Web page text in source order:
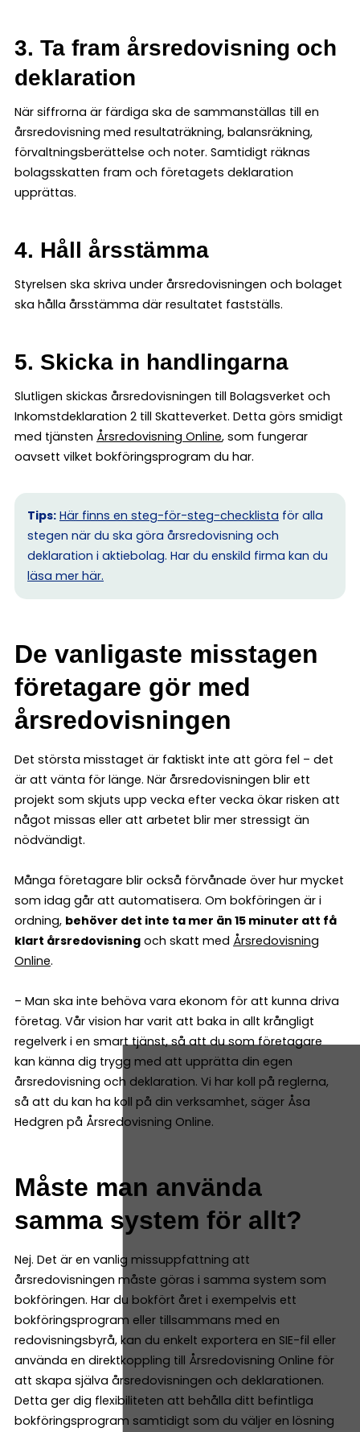
3. Ta fram årsredovisning och
deklaration
När siffrorna är färdiga ska de sammanställas till en
årsredovisning med resultaträkning, balansräkning,
förvaltningsberättelse och noter. Samtidigt räknas
bolagsskatten fram och företagets deklaration
upprättas.
4. Håll årsstämma
Styrelsen ska skriva under årsredovisningen och bolaget
ska hålla årsstämma där resultatet fastställs.
5. Skicka in handlingarna
Slutligen skickas årsredovisningen till Bolagsverket och
Inkomstdeklaration 2 till Skatteverket. Detta görs smidigt
med tjänsten Årsredovisning Online, som fungerar
oavsett vilket bokföringsprogram du har.
Tips: Här finns en steg-för-steg-checklista för alla
stegen när du ska göra årsredovisning och
deklaration i aktiebolag. Har du enskild firma kan du
läsa mer här.
De vanligaste misstagen
företagare gör med
årsredovisningen
Det största misstaget är faktiskt inte att göra fel – det
är att vänta för länge. När årsredovisningen blir ett
projekt som skjuts upp vecka efter vecka ökar risken att
något missas eller att arbetet blir mer stressigt än
nödvändigt.
Många företagare blir också förvånade över hur mycket
som idag går att automatisera. Om bokföringen är i
ordning, behöver det inte ta mer än 15 minuter att få
klart årsredovisning och skatt med Årsredovisning
Online.
– Man ska inte behöva vara ekonom för att kunna driva
företag. Vår vision har varit att baka in allt krångligt
regelverk i en smart tjänst, så att du som företagare
kan känna dig trygg med att upprätta din egen
årsredovisning och deklaration. Vi har koll på reglerna,
så att du kan ha koll på din verksamhet, säger Åsa
Hedgren på Årsredovisning Online.
Måste man använda
samma system för allt?
Nej. Det är en vanlig missuppfattning att
årsredovisningen måste göras i samma system som
bokföringen. Har du bokfört året i exempelvis ett
bokföringsprogram eller tillsammans med en
redovisningsbyrå, kan du enkelt exportera en SIE-fil eller
använda en direktkoppling till Årsredovisning Online för
att skapa själva årsredovisningen och deklarationen.
Detta ger dig flexibiliteten att behålla ditt befintliga
bokföringsprogram samtidigt som du väljer en lösning